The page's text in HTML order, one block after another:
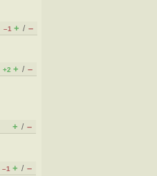
–1 + / –
+2 + / –
+ / –
–1 + / –